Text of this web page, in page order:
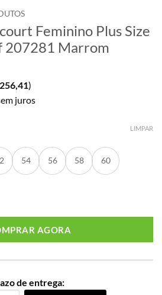
Feminino Plus Size
207281 Marrom
256,41)
juros
54 56 58 60
LIMPAR
AGORA
de entrega: